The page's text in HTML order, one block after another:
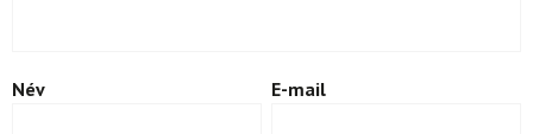
Név E-mail